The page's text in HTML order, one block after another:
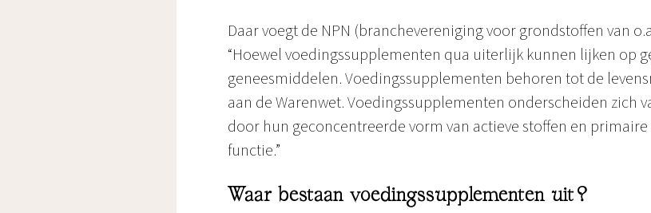
Daar voegt de NPN (branchevereniging voor grondstoffen van
“Hoewel voedingssupplementen qua uiterlijk kunnen lijken op
geneesmiddelen. Voedingssupplementen behoren tot de
aan de Warenwet. Voedingssupplementen onderscheiden zich
door hun geconcentreerde vorm van actieve stoffen en
functie.”
Waar bestaan voedingssupplementen uit?